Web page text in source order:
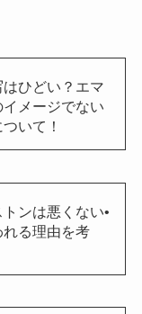
ひどい？エマ
メージでない
いて！
ンは悪くない•
る理由を考